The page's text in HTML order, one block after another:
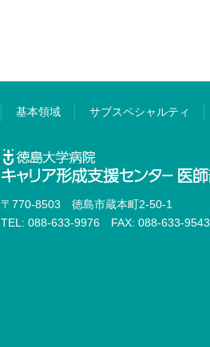
基本領域 サブスペシャルティ
〒770-8503 徳島市蔵本町2-50-1
TEL: 088-633-9976 FAX: 088-633-9543